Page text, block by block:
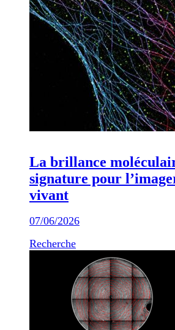
La brillance
signature pour
vivant
07/06/2026
Recherche